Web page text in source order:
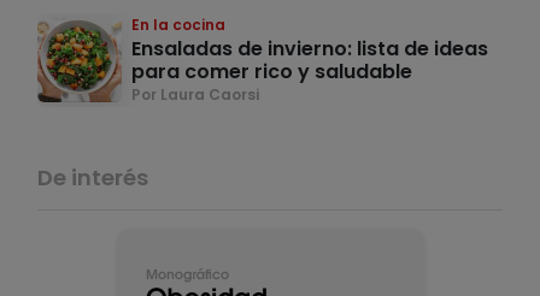
En la cocina
Ensaladas de invierno: lista de ideas
para comer rico y saludable
Por Laura Caorsi
De interés